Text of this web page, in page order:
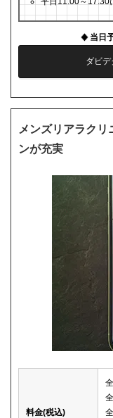
当日
ダビ
メンズリアラクリ
ンが充実
料金(税込)